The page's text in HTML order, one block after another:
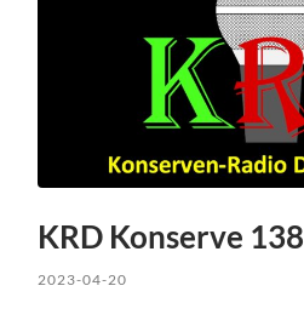
KRD Konserve 138
2023-04-20